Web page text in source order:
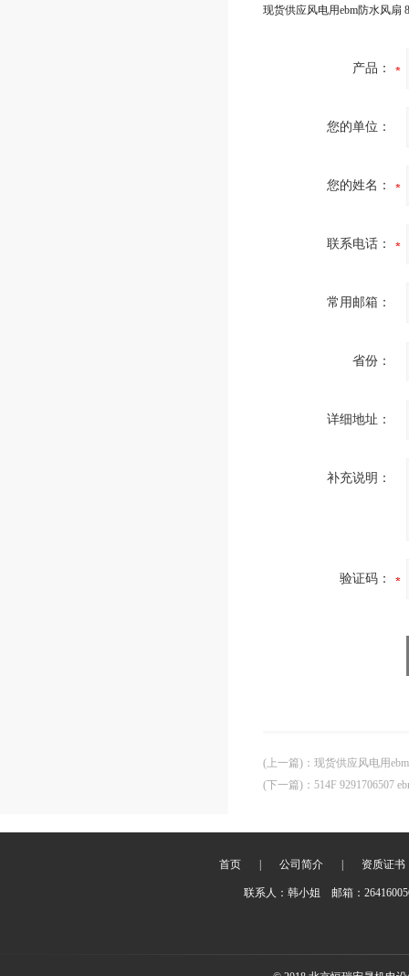
现货供应风电用ebm防水风扇
产品：
您的单位：
您的姓名：
联系电话：
常用邮箱：
省份：
详细地址：
补充说明：
验证码：
(上一篇) ： 现货供应风电用
(下一篇) ： 514F 9291706507
首页 公司简介 资质证书
联系人：韩小姐 邮箱：